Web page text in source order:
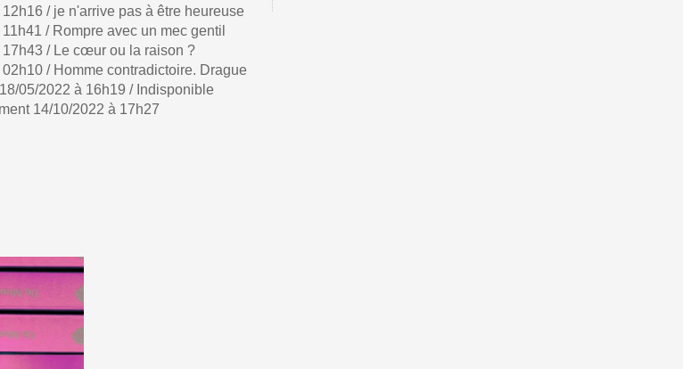
/ je n'arrive pas à être heureuse
/ Rompre avec un mec gentil
17h43 / Le cœur ou la raison ?
/ Homme contradictoire. Drague
05/2022 à 16h19 / Indisponible
14/10/2022 à 17h27